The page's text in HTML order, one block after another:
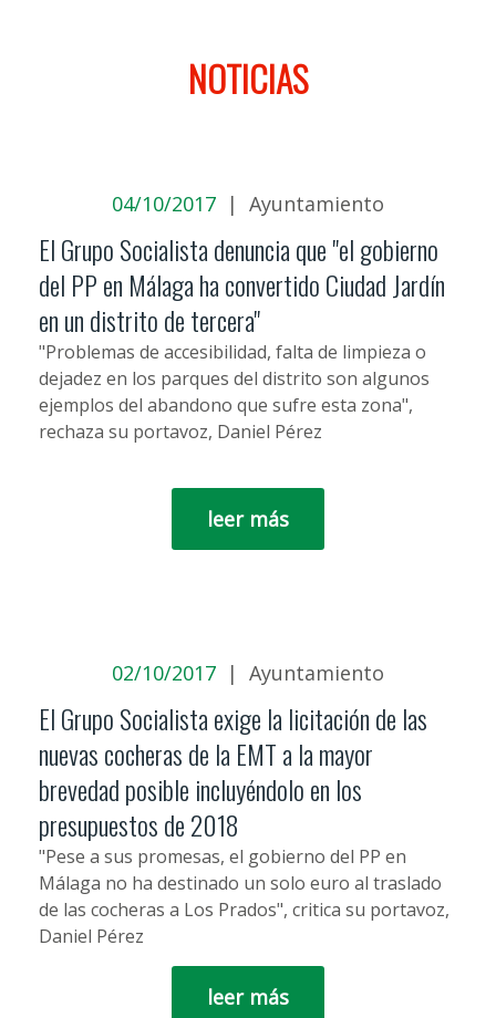
NOTICIAS
04/10/2017 | Ayuntamiento
El Grupo Socialista denuncia que "el gobierno
del PP en Málaga ha convertido Ciudad Jardín
en un distrito de tercera"
"Problemas de accesibilidad, falta de limpieza o
dejadez en los parques del distrito son algunos
ejemplos del abandono que sufre esta zona",
rechaza su portavoz, Daniel Pérez
leer más
02/10/2017 | Ayuntamiento
El Grupo Socialista exige la licitación de las
nuevas cocheras de la EMT a la mayor
brevedad posible incluyéndolo en los
presupuestos de 2018
"Pese a sus promesas, el gobierno del PP en
Málaga no ha destinado un solo euro al traslado
de las cocheras a Los Prados", critica su portavoz,
Daniel Pérez
leer más